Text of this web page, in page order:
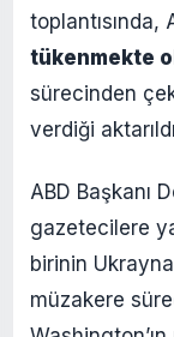
toplantısında,
tükenmekte
sürecinden
verdiği
ABD Başkanı
gazetecilere
birinin
müzakere